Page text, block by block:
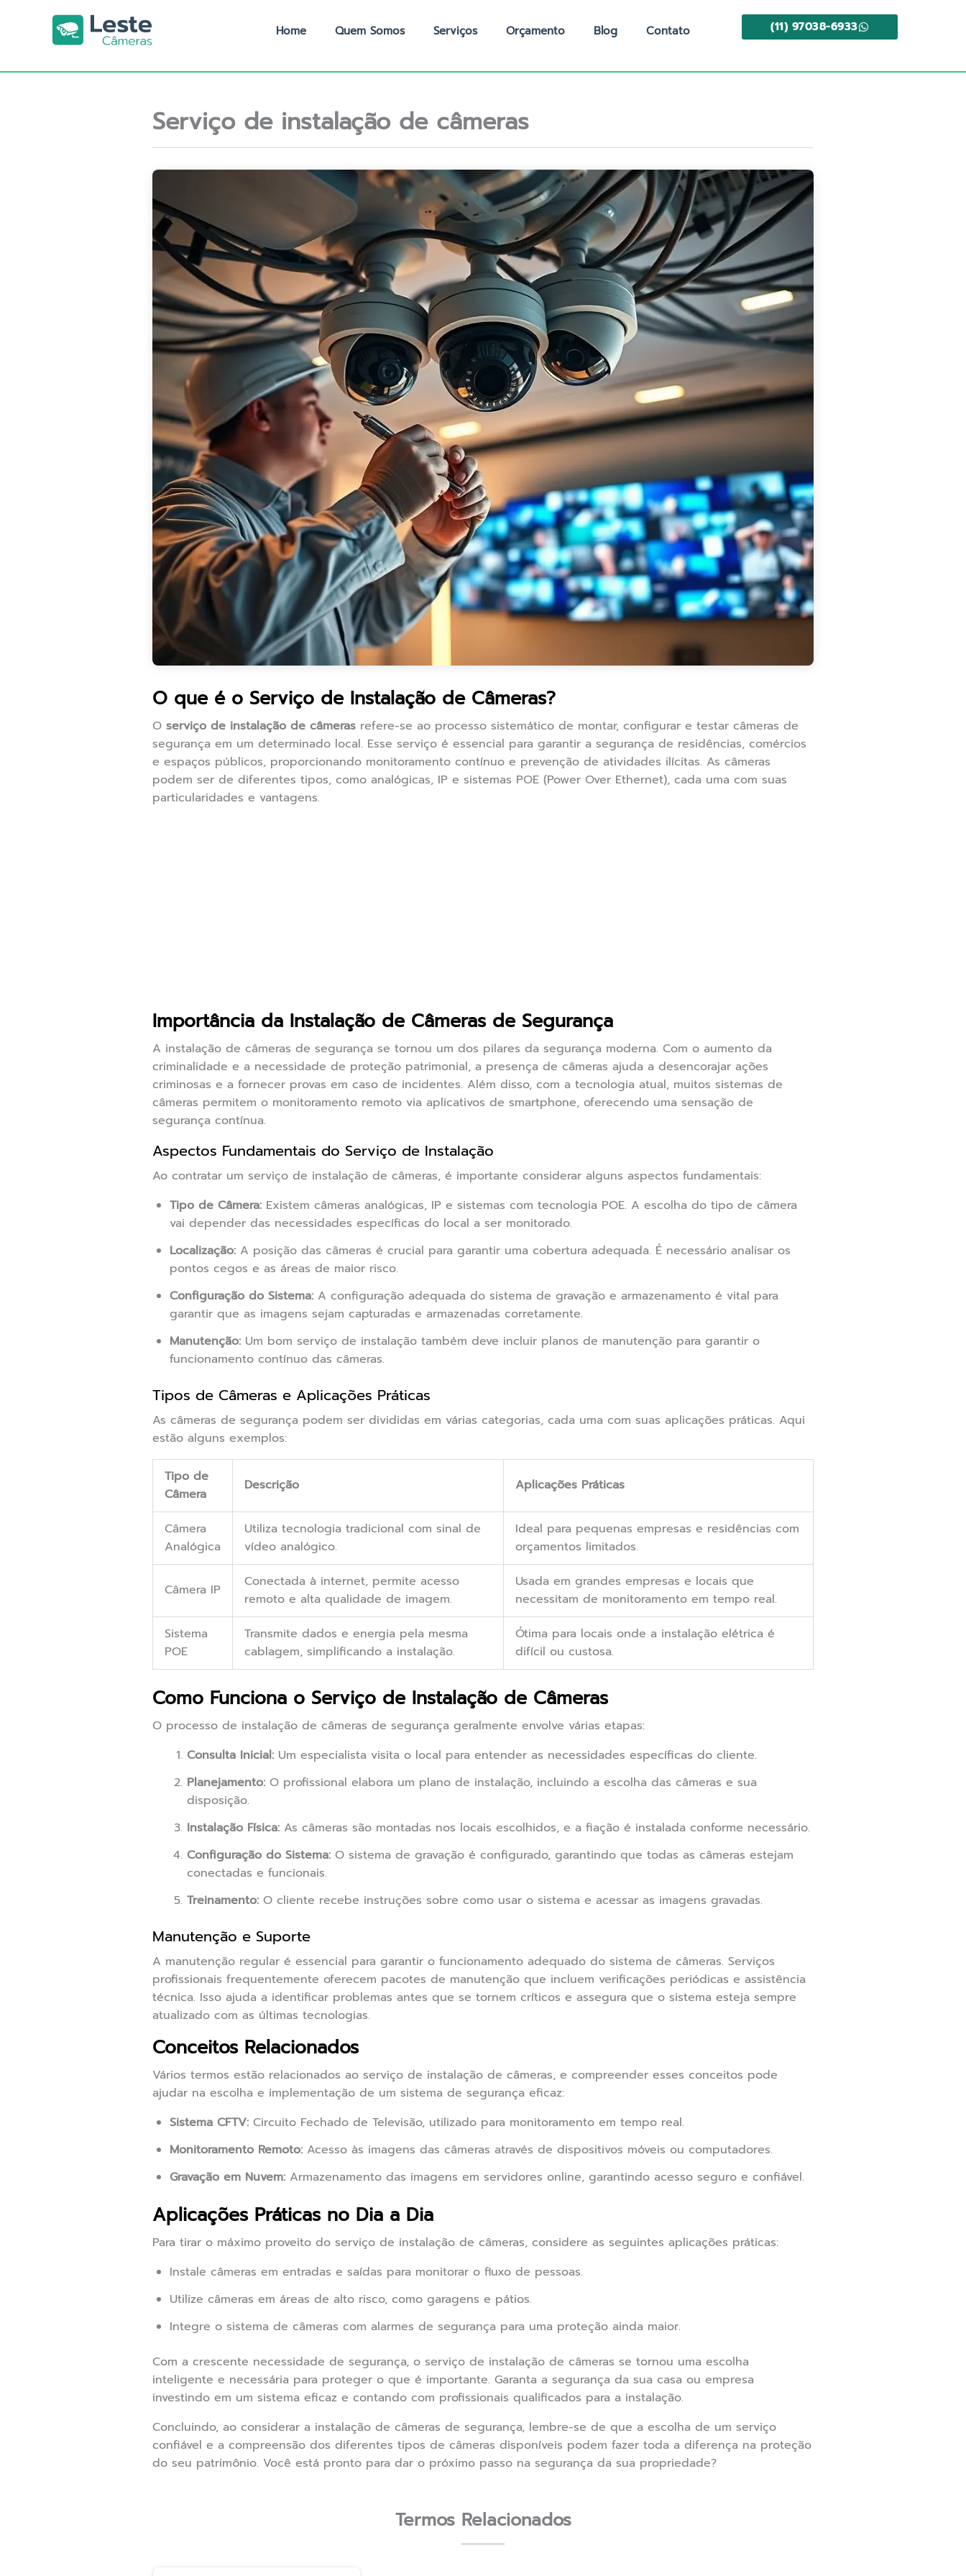
Home Quem Somos Serviços Orçamento Blog Contato (11) 97038-6933
Serviço de instalação de câmeras
O que é o Serviço de Instalação de Câmeras?
O serviço de instalação de câmeras refere-se ao processo sistemático de montar, configurar e testar câmeras de
segurança em um determinado local. Esse serviço é essencial para garantir a segurança de residências, comércios
e espaços públicos, proporcionando monitoramento contínuo e prevenção de atividades ilícitas. As câmeras
podem ser de diferentes tipos, como analógicas, IP e sistemas POE (Power Over Ethernet), cada uma com suas
particularidades e vantagens.
Importância da Instalação de Câmeras de Segurança
A instalação de câmeras de segurança se tornou um dos pilares da segurança moderna. Com o aumento da
criminalidade e a necessidade de proteção patrimonial, a presença de câmeras ajuda a desencorajar ações
criminosas e a fornecer provas em caso de incidentes. Além disso, com a tecnologia atual, muitos sistemas de
câmeras permitem o monitoramento remoto via aplicativos de smartphone, oferecendo uma sensação de
segurança contínua.
Aspectos Fundamentais do Serviço de Instalação
Ao contratar um serviço de instalação de câmeras, é importante considerar alguns aspectos fundamentais:
Tipo de Câmera: Existem câmeras analógicas, IP e sistemas com tecnologia POE. A escolha do tipo de câmera
vai depender das necessidades específicas do local a ser monitorado.
Localização: A posição das câmeras é crucial para garantir uma cobertura adequada. É necessário analisar os
pontos cegos e as áreas de maior risco.
Configuração do Sistema: A configuração adequada do sistema de gravação e armazenamento é vital para
garantir que as imagens sejam capturadas e armazenadas corretamente.
Manutenção: Um bom serviço de instalação também deve incluir planos de manutenção para garantir o
funcionamento contínuo das câmeras.
Tipos de Câmeras e Aplicações Práticas
As câmeras de segurança podem ser divididas em várias categorias, cada uma com suas aplicações práticas. Aqui
estão alguns exemplos:
Tipo de
Câmera
Descrição Aplicações Práticas
Câmera
Analógica
Utiliza tecnologia tradicional com sinal de
vídeo analógico.
Ideal para pequenas empresas e residências com
orçamentos limitados.
Câmera IP
Conectada à internet, permite acesso
remoto e alta qualidade de imagem.
Usada em grandes empresas e locais que
necessitam de monitoramento em tempo real.
Sistema
POE
Transmite dados e energia pela mesma
cablagem, simplificando a instalação.
Ótima para locais onde a instalação elétrica é
difícil ou custosa.
Como Funciona o Serviço de Instalação de Câmeras
O processo de instalação de câmeras de segurança geralmente envolve várias etapas:
Consulta Inicial: Um especialista visita o local para entender as necessidades específicas do cliente.
Planejamento: O profissional elabora um plano de instalação, incluindo a escolha das câmeras e sua
disposição.
Instalação Física: As câmeras são montadas nos locais escolhidos, e a fiação é instalada conforme necessário.
Configuração do Sistema: O sistema de gravação é configurado, garantindo que todas as câmeras estejam
conectadas e funcionais.
Treinamento: O cliente recebe instruções sobre como usar o sistema e acessar as imagens gravadas.
Manutenção e Suporte
A manutenção regular é essencial para garantir o funcionamento adequado do sistema de câmeras. Serviços
profissionais frequentemente oferecem pacotes de manutenção que incluem verificações periódicas e assistência
técnica. Isso ajuda a identificar problemas antes que se tornem críticos e assegura que o sistema esteja sempre
atualizado com as últimas tecnologias.
Conceitos Relacionados
Vários termos estão relacionados ao serviço de instalação de câmeras, e compreender esses conceitos pode
ajudar na escolha e implementação de um sistema de segurança eficaz:
Sistema CFTV: Circuito Fechado de Televisão, utilizado para monitoramento em tempo real.
Monitoramento Remoto: Acesso às imagens das câmeras através de dispositivos móveis ou computadores.
Gravação em Nuvem: Armazenamento das imagens em servidores online, garantindo acesso seguro e confiável.
Aplicações Práticas no Dia a Dia
Para tirar o máximo proveito do serviço de instalação de câmeras, considere as seguintes aplicações práticas:
Instale câmeras em entradas e saídas para monitorar o fluxo de pessoas.
Utilize câmeras em áreas de alto risco, como garagens e pátios.
Integre o sistema de câmeras com alarmes de segurança para uma proteção ainda maior.
Com a crescente necessidade de segurança, o serviço de instalação de câmeras se tornou uma escolha
inteligente e necessária para proteger o que é importante. Garanta a segurança da sua casa ou empresa
investindo em um sistema eficaz e contando com profissionais qualificados para a instalação.
Concluindo, ao considerar a instalação de câmeras de segurança, lembre-se de que a escolha de um serviço
confiável e a compreensão dos diferentes tipos de câmeras disponíveis podem fazer toda a diferença na proteção
do seu patrimônio. Você está pronto para dar o próximo passo na segurança da sua propriedade?
Termos Relacionados